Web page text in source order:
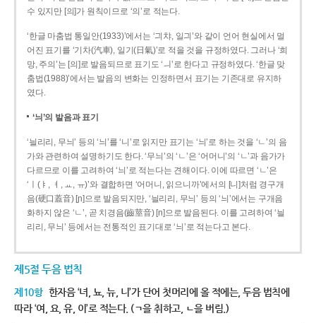
수 있지만 [의]가 원칙이므로 ‘의’로 적는다.
‘한글 마춤법 통일안(1933)’에서는 ‘긔챠, 일긔’와 같이 언어 현실에서 멀
어진 표기를 ‘기차(汽車), 일기(日氣)’로 적을 것을 규정하였다. 그러나 ‘희
망, 주의’는 [의]로 발음되므로 표기도 ‘ㅢ’로 한다고 규정하였다. ‘한글 맞
춤법(1988)’에서는 발음의 변화는 인정하면서 표기는 기존대로 유지하
였다.
‘늬’의 발음과 표기
‘늴리리, 무늬’ 등의 ‘늬’를 ‘니’로 읽지만 표기는 ‘늬’로 하는 것을 ‘ㄴ’의 음
가와 관련하여 설명하기도 한다. ‘무늬’의 ‘ㄴ’은 ‘어머니’의 ‘ㄴ’과 음가가
다르므로 이를 고려하여 ‘늬’로 적는다는 견해이다. 이에 따르면 ‘ㄴ’은
‘ㅣ(ㅑ, ㅕ, ㅛ, ㅠ)’와 결합하면 ‘어머니, 읽으니까’에서의 [니]처럼 경구개
음(硬口蓋音) [ɲ]으로 발음되지만, ‘늴리리, 무늬’ 등의 ‘늬’에서는 구개음
화하지 않은 ‘ㄴ’, 곧 치경음(齒莖音) [n]으로 발음된다. 이를 고려하여 ‘늴
리리, 무늬’ 등에서는 전통적인 표기대로 ‘늬’로 적는다고 본다.
제5절 두음 법칙
제10항 한자음 ‘녀, 뇨, 뉴, 니’가 단어 첫머리에 올 적에는, 두음 법칙에
따라 ‘여, 요, 유, 이’로 적는다. (ㄱ을 취하고, ㄴ을 버림.)